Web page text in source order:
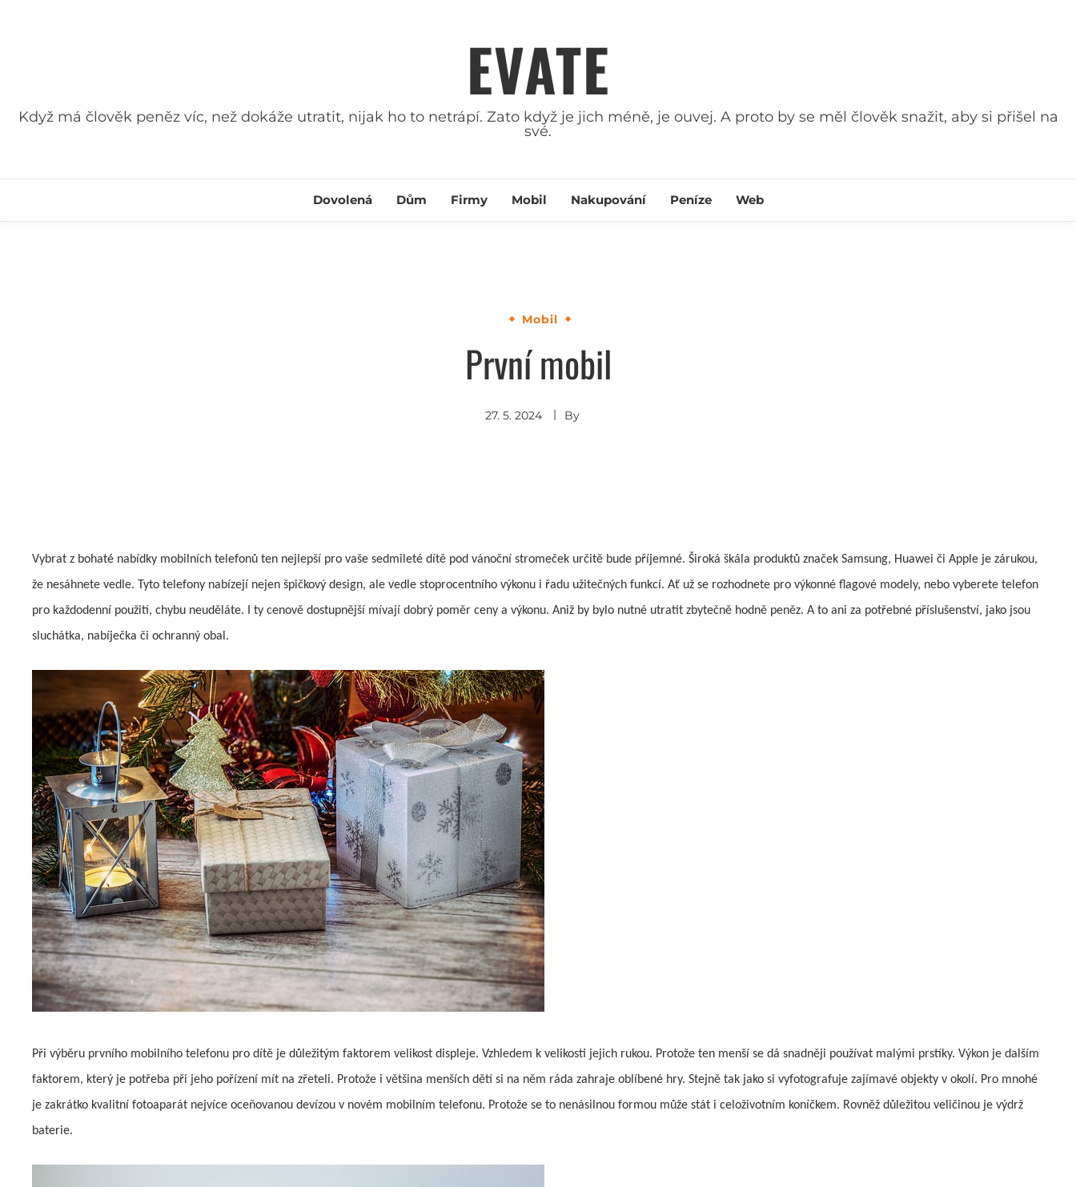
EVATE
Když má člověk peněz víc, než dokáže utratit, nijak ho to netrápí. Zato když je jich méně, je ouvej. A proto by se měl člověk snažit, aby si přišel na
své.
Dovolená Dům Firmy Mobil Nakupování Peníze Web
Mobil
První mobil
27. 5. 2024 By
Vybrat z bohaté nabídky mobilních telefonů ten nejlepší pro vaše sedmileté dítě pod vánoční stromeček určitě bude příjemné. Široká škála produktů značek Samsung, Huawei či Apple je zárukou,
že nesáhnete vedle. Tyto telefony nabízejí nejen špičkový design, ale vedle stoprocentního výkonu i řadu užitečných funkcí. Ať už se rozhodnete pro výkonné flagové modely, nebo vyberete telefon
pro každodenní použití, chybu neuděláte. I ty cenově dostupnější mívají dobrý poměr ceny a výkonu. Aniž by bylo nutné utratit zbytečně hodně peněz. A to ani za potřebné příslušenství, jako jsou
sluchátka, nabíječka či ochranný obal.
Při výběru prvního mobilního telefonu pro dítě je důležitým faktorem velikost displeje. Vzhledem k velikosti jejich rukou. Protože ten menší se dá snadněji používat malými prstíky. Výkon je dalším
faktorem, který je potřeba při jeho pořízení mít na zřeteli. Protože i většina menších dětí si na něm ráda zahraje oblíbené hry. Stejně tak jako si vyfotografuje zajímavé objekty v okolí. Pro mnohé
je zakrátko kvalitní fotoaparát nejvíce oceňovanou devízou v novém mobilním telefonu. Protože se to nenásilnou formou může stát i celoživotním koníčkem. Rovněž důležitou veličinou je výdrž
baterie.